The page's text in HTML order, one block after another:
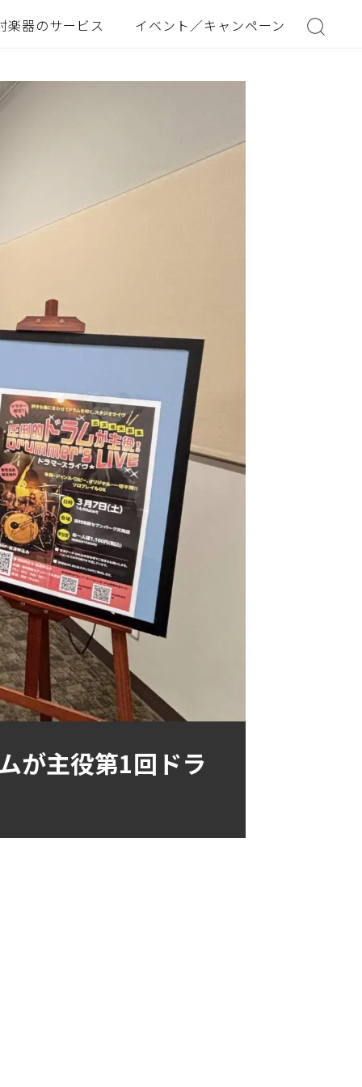
楽器のサービス イベント／キャンペーン
が主役第1回ドラ